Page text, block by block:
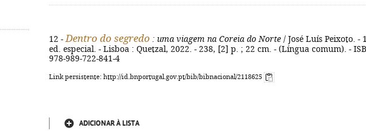
12 - Dentro do segredo : uma viagem na Coreia do Norte / José Luís Peixoto. -
ed. especial. - Lisboa : Quetzal, 2022. - 238, [2] p. ; 22 cm. - (Língua comum). -
978-989-722-841-4
Link persistente: http://id.bnportugal.gov.pt/bib/bibnacional/2118625
ADICIONAR À LISTA